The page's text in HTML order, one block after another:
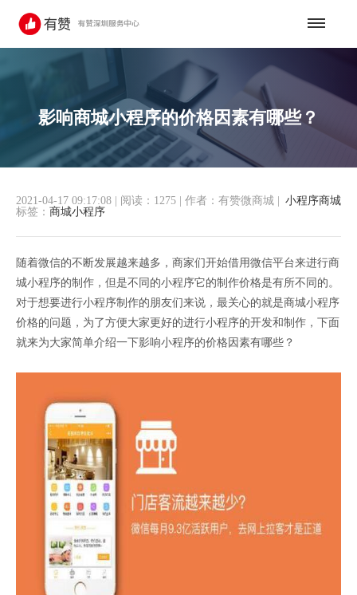
影响商城小程序的价格因素有哪些？
小程序商城
2021-04-17 09:17:08 阅读：1275 作者：有赞微商城
标签： 商城小程序
随着微信的不断发展越来越多，商家们开始借用微信平台来进行商
城小程序的制作，但是不同的小程序它的制作价格是有所不同的。
对于想要进行小程序制作的朋友们来说，最关心的就是商城小程序
价格的问题，为了方便大家更好的进行小程序的开发和制作，下面
就来为大家简单介绍一下影响小程序的价格因素有哪些？